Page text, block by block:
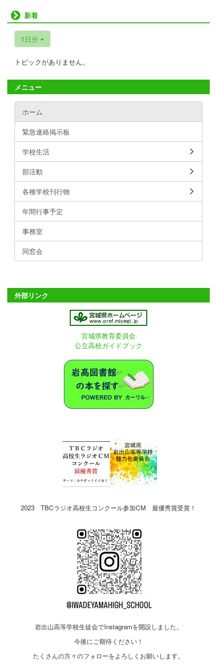
新着
1日分
トピックがありません。
メニュー
ホーム
緊急連絡掲示板
学校生活
部活動
各種学校刊行物
年間行事予定
事務室
同窓会
外部リンク
宮城県教育委員会
公立高校ガイドブック
2023 TBCラジオ高校生コンクール参加CM 最優秀賞受賞！
岩出山高等学校生徒会でInstagramを開設しました。
今後にご期待ください！
たくさんの方々のフォローをよろしくお願いします。